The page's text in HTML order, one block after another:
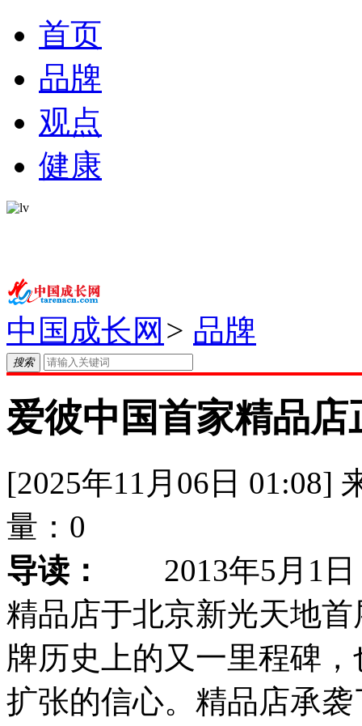
首页
品牌
观点
健康
中国成长网 > 品牌
搜索
爱彼中国首家精品店
[2025年11月06日 01:08]
量： 0
导读：
2013年5月1日
精品店于北京新光天地
牌历史上的又一里程碑
扩张的信心。精品店承